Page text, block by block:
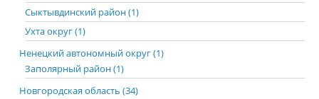
Сыктывдинский район (1)
Ухта округ (1)
Ненецкий автономный округ (1)
Заполярный район (1)
Новгородская область (34)